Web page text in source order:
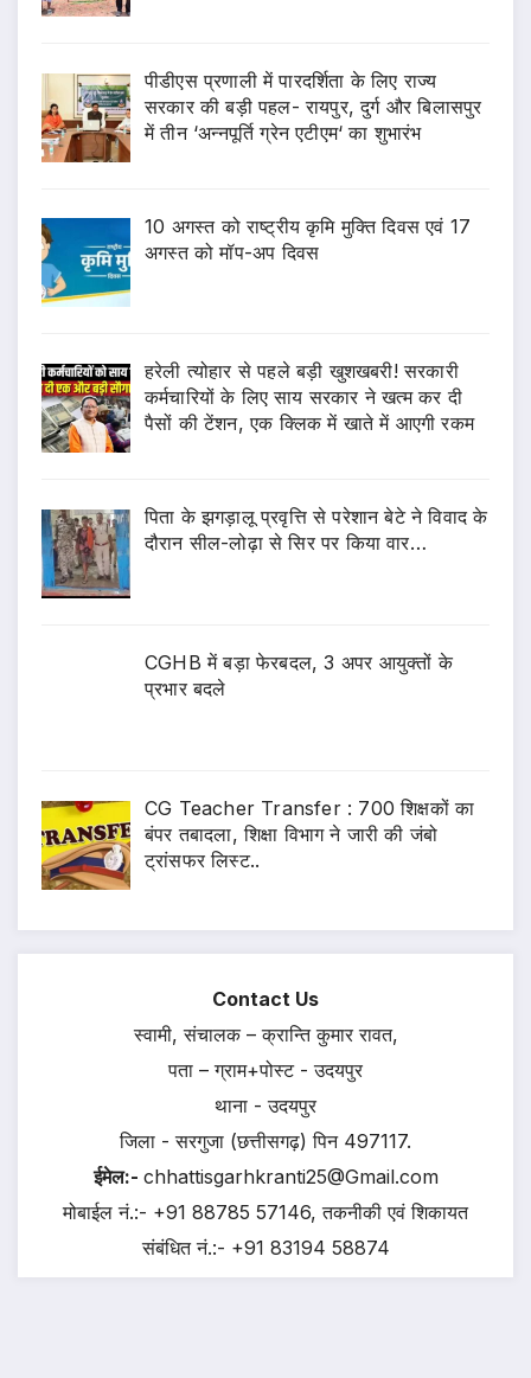
पीडीएस प्रणाली में पारदर्शिता के लिए राज्य
सरकार की बड़ी पहल- रायपुर, दुर्ग और बिलासपुर
में तीन ‘अन्नपूर्ति ग्रेन एटीएम‘ का शुभारंभ
10 अगस्त को राष्ट्रीय कृमि मुक्ति दिवस एवं 17
अगस्त को मॉप-अप दिवस
हरेली त्योहार से पहले बड़ी खुशखबरी! सरकारी
कर्मचारियों के लिए साय सरकार ने खत्म कर दी
पैसों की टेंशन, एक क्लिक में खाते में आएगी रकम
पिता के झगड़ालू प्रवृत्ति से परेशान बेटे ने विवाद के
दौरान सील-लोढ़ा से सिर पर किया वार…
CGHB में बड़ा फेरबदल, 3 अपर आयुक्तों के
प्रभार बदले
CG Teacher Transfer : 700 शिक्षकों का
बंपर तबादला, शिक्षा विभाग ने जारी की जंबो
ट्रांसफर लिस्ट..
Contact Us
स्वामी, संचालक – क्रान्ति कुमार रावत,
पता – ग्राम+पोस्ट - उदयपुर
थाना - उदयपुर
जिला - सरगुजा (छत्तीसगढ़) पिन 497117.
ईमेल:- chhattisgarhkranti25@Gmail.com
मोबाईल नं.:- +91 88785 57146, तकनीकी एवं शिकायत
संबंधित नं.:- +91 83194 58874